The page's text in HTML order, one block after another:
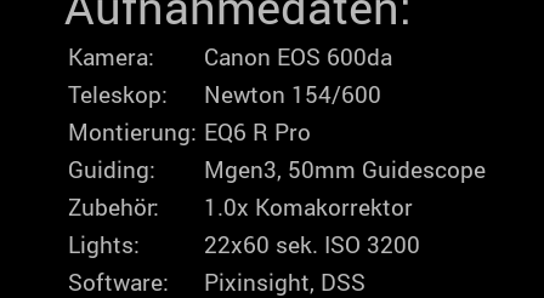
Kamera:
Canon EOS 600da
Teleskop:
Newton 154/600
Montierung: EQ6 R Pro
Guiding:
Mgen3, 50mm Guidescope
Zubehör:
1.0x Komakorrektor
Lights:
22x60 sek. ISO 3200
Software:
Pixinsight, DSS